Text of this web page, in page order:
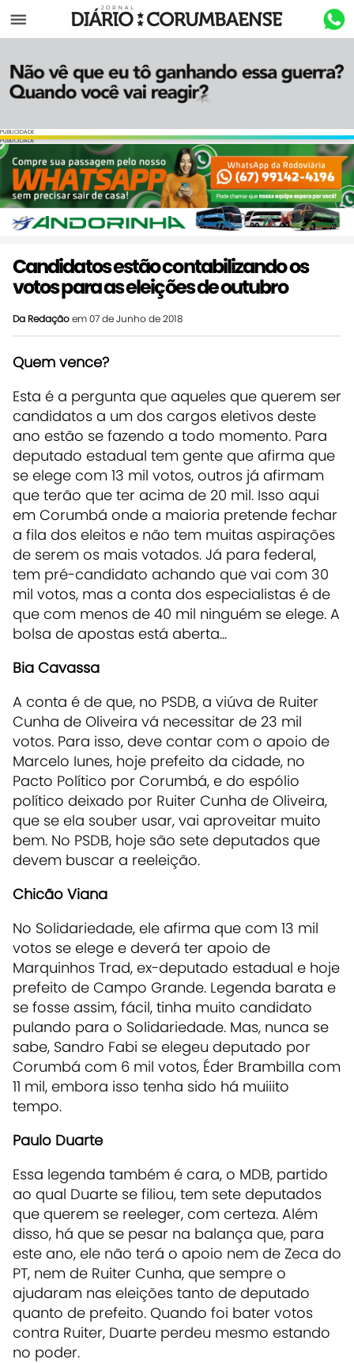
Menu
PUBLICIDADE
PUBLICIDADE
Candidatos estão contabilizando os
votos para as eleições de outubro
Da Redaçãoem 07 de Junho de 2018
Quem vence?
Esta é a pergunta que aqueles que querem ser
candidatos a um dos cargos eletivos deste
ano estão se fazendo a todo momento. Para
deputado estadual tem gente que afirma que
se elege com 13 mil votos, outros já afirmam
que terão que ter acima de 20 mil. Isso aqui
em Corumbá onde a maioria pretende fechar
a fila dos eleitos e não tem muitas aspirações
de serem os mais votados. Já para federal,
tem pré-candidato achando que vai com 30
mil votos, mas a conta dos especialistas é de
que com menos de 40 mil ninguém se elege. A
bolsa de apostas está aberta...
Bia Cavassa
A conta é de que, no PSDB, a viúva de Ruiter
Cunha de Oliveira vá necessitar de 23 mil
votos. Para isso, deve contar com o apoio de
Marcelo Iunes, hoje prefeito da cidade, no
Pacto Político por Corumbá, e do espólio
político deixado por Ruiter Cunha de Oliveira,
que se ela souber usar, vai aproveitar muito
bem. No PSDB, hoje são sete deputados que
devem buscar a reeleição.
Chicão Viana
No Solidariedade, ele afirma que com 13 mil
votos se elege e deverá ter apoio de
Marquinhos Trad, ex-deputado estadual e hoje
prefeito de Campo Grande. Legenda barata e
se fosse assim, fácil, tinha muito candidato
pulando para o Solidariedade. Mas, nunca se
sabe, Sandro Fabi se elegeu deputado por
Corumbá com 6 mil votos, Éder Brambilla com
11 mil, embora isso tenha sido há muiiito
tempo.
Paulo Duarte
Essa legenda também é cara, o MDB, partido
ao qual Duarte se filiou, tem sete deputados
que querem se reeleger, com certeza. Além
disso, há que se pesar na balança que, para
este ano, ele não terá o apoio nem de Zeca do
PT, nem de Ruiter Cunha, que sempre o
ajudaram nas eleições tanto de deputado
quanto de prefeito. Quando foi bater votos
contra Ruiter, Duarte perdeu mesmo estando
no poder.